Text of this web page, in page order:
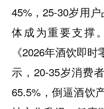
45%，25-30岁用
体成为重要支撑
《2026年酒饮即
示，20-35岁消费
65.5%，倒逼酒饮